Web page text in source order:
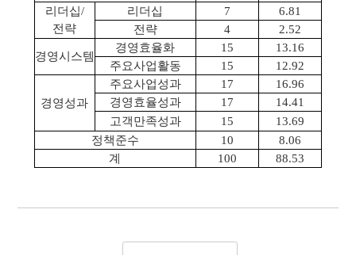
리더십/
전략
리더십 7
6.81
전략
4 2.52
경영시스템
경영효율화 15
13.16
주요사업활동
15 12.92
경영성과
주요사업성과 17
16.96
경영효율성과
17
14.41
고객만족성과
15
13.69
정책준수
10
8.06
계
100 88.53